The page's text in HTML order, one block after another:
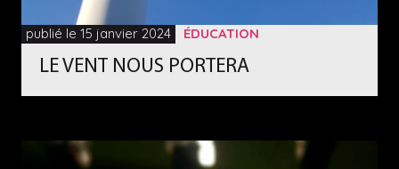
publié le 15 janvier 2024 ÉDUCATION
LE VENT NOUS PORTERA